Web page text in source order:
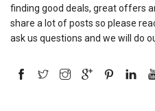
finding good deals, great offers
share a lot of posts so please
ask us questions and we will do